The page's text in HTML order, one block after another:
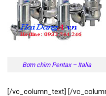
Bơm chìm Pentax – Italia
[/vc_column_text] [/